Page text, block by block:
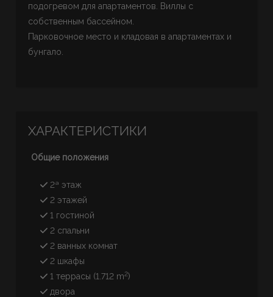
подогревом для апартаментов. Виллы с
собственным бассейном.
Парковочное место и кладовая в апартаментах и
бунгало.
ХАРАКТЕРИСТИКИ
Общие положения
2ª этаж
2 этажей
1 гостиной
2 спальни
2 ванных комнат
2 шкафы
1 террасы (1.712 m2)
двора